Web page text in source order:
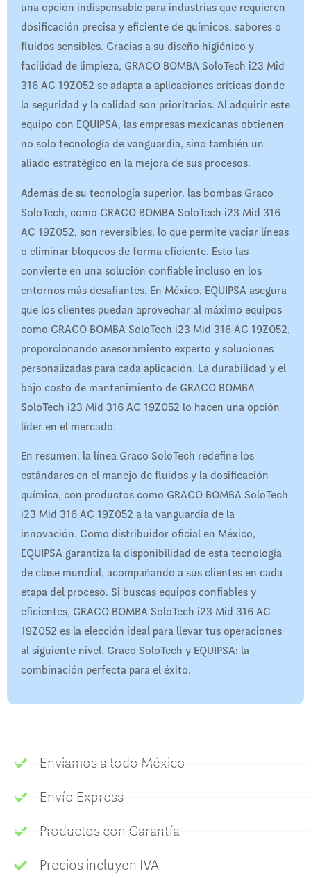
una opción indispensable para industrias que requieren
dosificación precisa y eficiente de químicos, sabores o
fluidos sensibles. Gracias a su diseño higiénico y
facilidad de limpieza, GRACO BOMBA SoloTech i23 Mid
316 AC 19Z052 se adapta a aplicaciones críticas donde
la seguridad y la calidad son prioritarias. Al adquirir este
equipo con EQUIPSA, las empresas mexicanas obtienen
no solo tecnología de vanguardia, sino también un
aliado estratégico en la mejora de sus procesos.
Además de su tecnología superior, las bombas Graco
SoloTech, como GRACO BOMBA SoloTech i23 Mid 316
AC 19Z052, son reversibles, lo que permite vaciar líneas
o eliminar bloqueos de forma eficiente. Esto las
convierte en una solución confiable incluso en los
entornos más desafiantes. En México, EQUIPSA asegura
que los clientes puedan aprovechar al máximo equipos
como GRACO BOMBA SoloTech i23 Mid 316 AC 19Z052,
proporcionando asesoramiento experto y soluciones
personalizadas para cada aplicación. La durabilidad y el
bajo costo de mantenimiento de GRACO BOMBA
SoloTech i23 Mid 316 AC 19Z052 lo hacen una opción
líder en el mercado.
En resumen, la línea Graco SoloTech redefine los
estándares en el manejo de fluidos y la dosificación
química, con productos como GRACO BOMBA SoloTech
i23 Mid 316 AC 19Z052 a la vanguardia de la
innovación. Como distribuidor oficial en México,
EQUIPSA garantiza la disponibilidad de esta tecnología
de clase mundial, acompañando a sus clientes en cada
etapa del proceso. Si buscas equipos confiables y
eficientes, GRACO BOMBA SoloTech i23 Mid 316 AC
19Z052 es la elección ideal para llevar tus operaciones
al siguiente nivel. Graco SoloTech y EQUIPSA: la
combinación perfecta para el éxito.
Enviamos a todo México
Envío Express
Productos con Garantía
Precios incluyen IVA